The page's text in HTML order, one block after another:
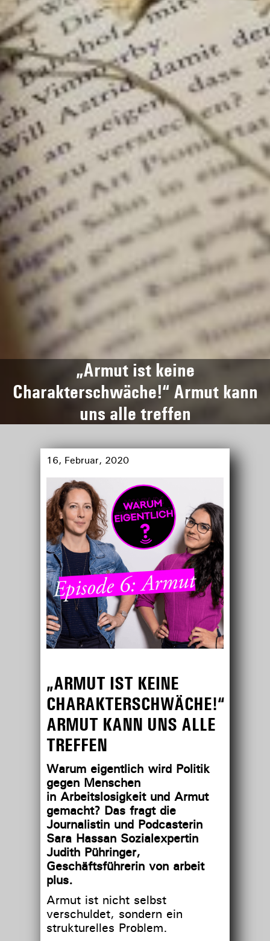
„Armut ist keine
Charakterschwäche!“ Armut kann
uns alle treffen
16, Februar, 2020
„ARMUT IST KEINE
CHARAKTERSCHWÄCHE!“
ARMUT KANN UNS ALLE
TREFFEN
Warum eigentlich wird Politik
gegen Menschen
in Arbeitslosigkeitund Armut
gemacht? Das fragt die
Journalistin und Podcasterin
Sara Hassan Sozialexpertin
Judith Pühringer,
Geschäftsführerin von arbeit
plus.
Armut ist nicht selbst
verschuldet, sondern ein
strukturelles Problem.